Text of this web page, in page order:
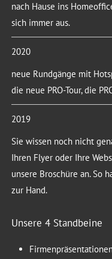
nach Hause ins
sich immer aus.
2020
neue Rundgänge mit
die neue PRO-Tour, die
2019
Sie wissen noch nicht
Ihren Flyer oder Ihre
unsere Broschüre an. So
zur Hand.
Unsere 4 Standbeine